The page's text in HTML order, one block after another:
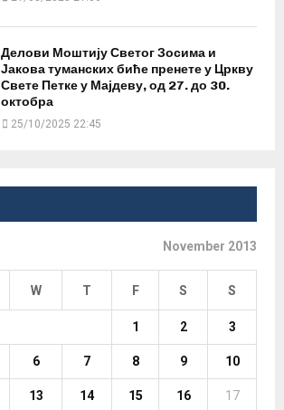
Делови Моштију Светог Зосима и
Јакова туманских биће пренете у Цркву
Свете Петке у Мајдеву, од 27. до 30.
октобра
25/10/2025 22:45
November 2013
W T F S S
1 2 3
6 7 8 9 10
13 14 15 16 17